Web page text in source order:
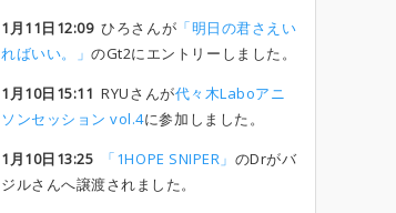
1月11日12:09ひろさんが 「明日の君さえい
ればいい。」のGt2にエントリーしました。
1月10日15:11 RYUさんが代々木Laboアニ
ソンセッション vol.4に参加しました。
1月10日13:25
「1HOPE SNIPER」 のDrがバ
ジルさんへ譲渡されました。